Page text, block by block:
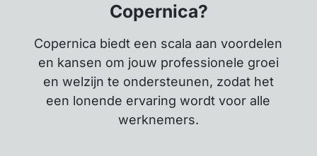
Copernica?
Copernica biedt een scala aan voordelen
en kansen om jouw professionele groei
en welzijn te ondersteunen, zodat het
een lonende ervaring wordt voor alle
werknemers.